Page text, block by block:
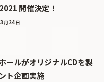
開催決定！
月24日
ールがオリジナルCDを製
ト企画実施